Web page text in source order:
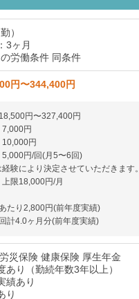
）
3ヶ月
労働条件 同条件
円〜344,400円
円〜327,400円
円
円
5,000円/回(月5〜6回)
験により決定させていただきます。
限18,000円/月
たり2,800円(前年度実績)
計4.0ヶ月分(前年度実績)
災保険 健康保険 厚生年金
あり（勤続年数3年以上）
績あり
り